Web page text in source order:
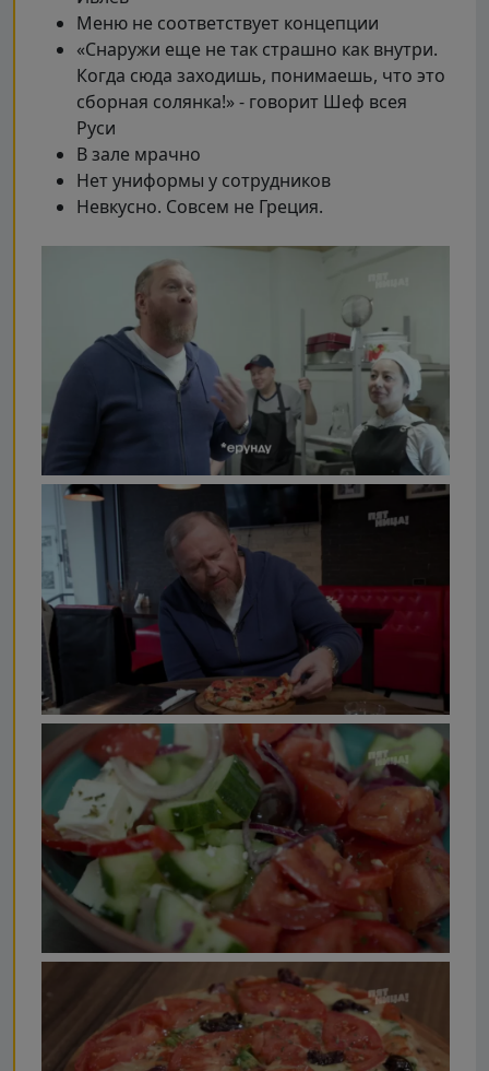
Меню не соответствует концепции
«Снаружи еще не так страшно как внутри.
Когда сюда заходишь, понимаешь, что это
сборная солянка!» - говорит Шеф всея
Руси
В зале мрачно
Нет униформы у сотрудников
Невкусно. Совсем не Греция.